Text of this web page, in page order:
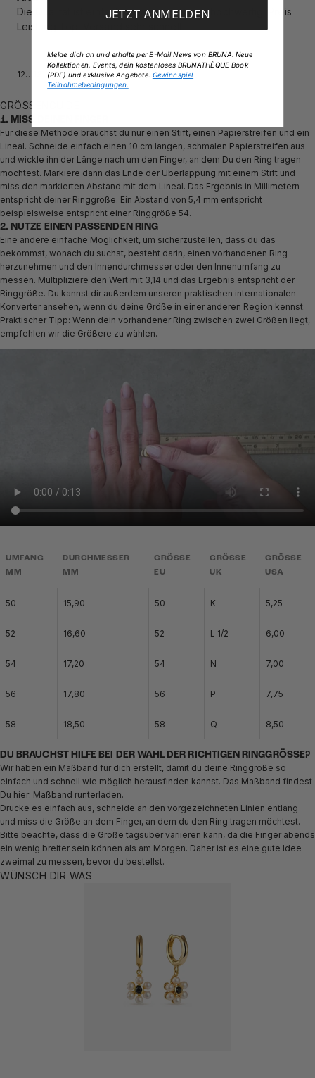
Die Qualität ist einfach wunderbar. Super hochwertig. Preis
Leistung Top. Versand sehr schnell
12…
GRÖSSENGUIDE
1. MISS DEINEN FINGER
Für diese Methode brauchst du nur einen Stift, einen Papierstreifen und ein
Lineal. Schneide einfach einen 10 cm langen, schmalen Papierstreifen aus
und wickle ihn der Länge nach um den Finger, an dem Du den Ring tragen
möchtest. Markiere dann das Ende der Überlappung mit einem Stift und
miss den markierten Abstand mit dem Lineal. Das Ergebnis in Millimetern
entspricht deiner Ringgröße. Ein Abstand von 5,4 mm entspricht
beispielsweise entspricht einer Ringgröße 54.
2. NUTZE EINEN PASSENDEN RING
Eine andere einfache Möglichkeit, um sicherzustellen, dass du das
bekommst, wonach du suchst, besteht darin, einen vorhandenen Ring
herzunehmen und den Innendurchmesser oder den Innenumfang zu
messen. Multipliziere den Wert mit 3,14 und das Ergebnis entspricht der
Ringgröße. Du kannst dir außerdem unseren praktischen internationalen
Konverter ansehen, wenn du deine Größe in einer anderen Region kennst.
Praktischer Tipp: Wenn dein vorhandener Ring zwischen zwei Größen liegt,
empfehlen wir die Größere zu wählen.
UMFANG
MM
DURCHMESSER
MM
GRÖSSE
EU
GRÖSSE
UK
GRÖSSE
USA
50 15,90 50 K 5,25
52 16,60 52 L 1/2 6,00
54 17,20 54 N 7,00
56 17,80 56 P 7,75
58 18,50 58 Q 8,50
DU BRAUCHST HILFE BEI DER WAHL DER RICHTIGEN RINGGRÖSSE?
Wir haben ein Maßband für dich erstellt, damit du deine Ringgröße so
einfach und schnell wie möglich herausfinden kannst. Das Maßband findest
Du hier: Maßband runterladen.
Drucke es einfach aus, schneide an den vorgezeichneten Linien entlang
und miss die Größe an dem Finger, an dem du den Ring tragen möchtest.
Bitte beachte, dass die Größe tagsüber variieren kann, da die Finger abends
ein wenig breiter sein können als am Morgen. Daher ist es eine gute Idee
zweimal zu messen, bevor du bestellst.
WÜNSCH DIR WAS
JETZT ANMELDEN
Melde dich an und erhalte per E-Mail News von BRUNA. Neue
Kollektionen, Events, dein kostenloses BRUNATHÈQUE Book
(PDF) und exklusive Angebote. Gewinnspiel
Teilnahmebedingungen.